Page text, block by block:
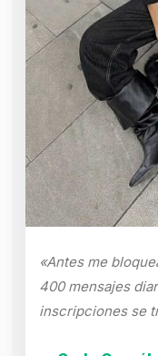
«Antes me
400 mensajes
inscripciones se